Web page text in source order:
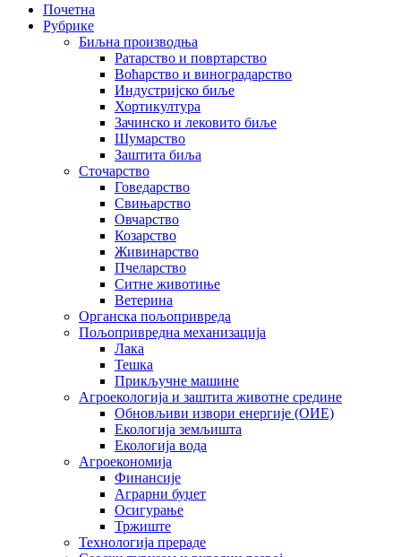
Почетна
Рубрике
Биљна производња
Ратарство и повртарство
Воћарство и виноградарство
Индустријско биље
Хортикултура
Зачинско и лековито биље
Шумарство
Заштита биља
Сточарство
Говедарство
Свињарство
Овчарство
Козарство
Живинарство
Пчеларство
Ситне животиње
Ветерина
Органска пољопривреда
Пољопривредна механизација
Лака
Тешка
Прикључне машине
Агроекологија и заштита животне средине
Обновљиви извори енергије (ОИЕ)
Екологија земљишта
Екологија вода
Агроекономија
Финансије
Аграрни буџет
Осигурање
Тржиште
Технологија прераде